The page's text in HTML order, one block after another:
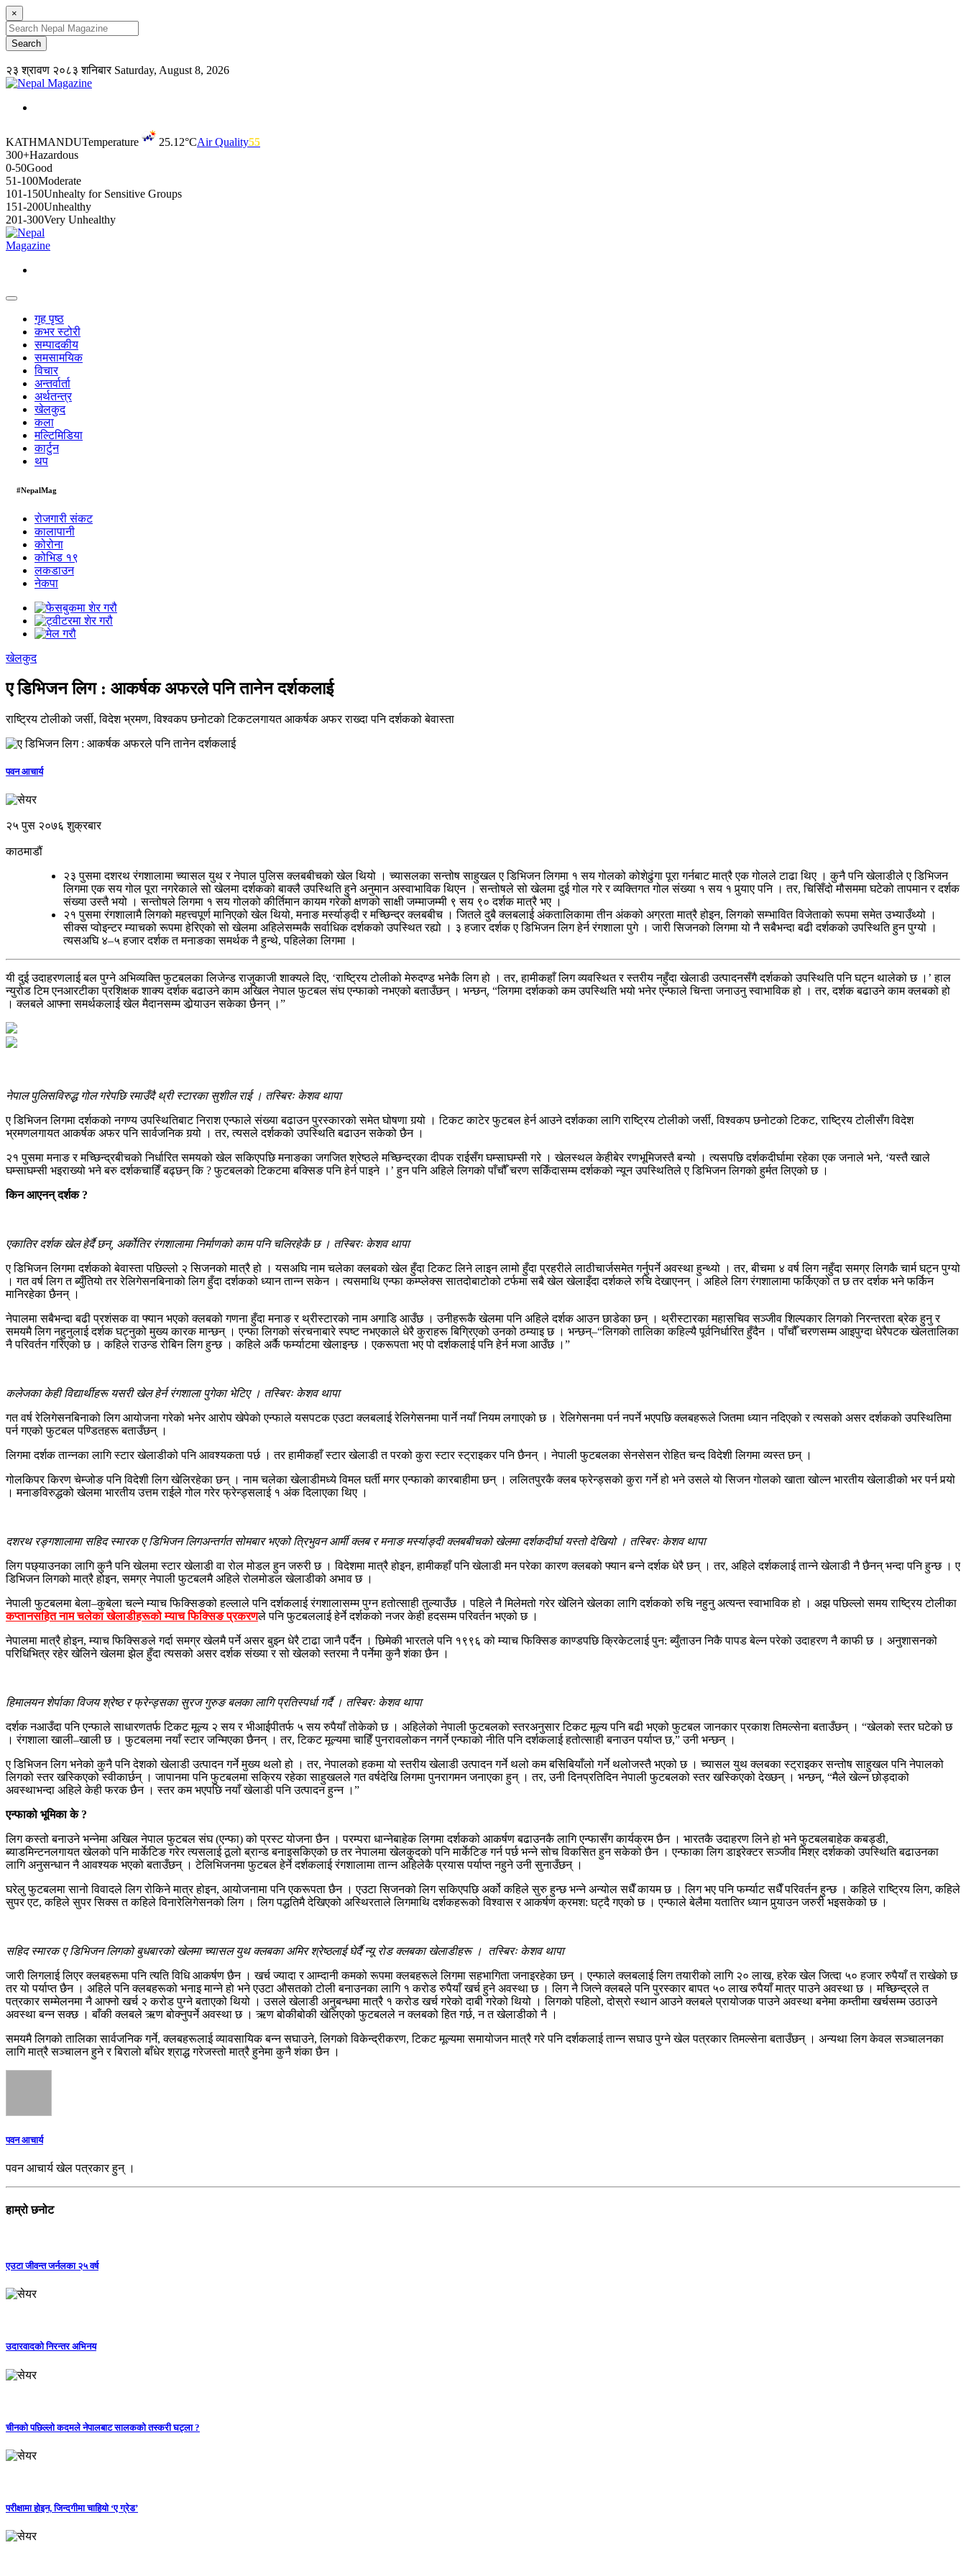
×
२३ श्रावण २०८३ शनिबारSaturday, August 8, 2026
KATHMANDUTemperature 25.12°CAir Quality55
300+Hazardous
0-50Good
51-100Moderate
101-150Unhealty for Sensitive Groups
151-200Unhealthy
201-300Very Unhealthy
गृह पृष्ठ
कभर स्टोरी
सम्पादकीय
समसामयिक
विचार
अन्तर्वार्ता
अर्थतन्त्र
खेलकुद
कला
मल्टिमिडिया
कार्टुन
थप
#NepalMag
रोजगारी संकट
कालापानी
कोरोना
कोभिड १९
लकडाउन
नेकपा
खेलकुद
ए डिभिजन लिग : आकर्षक अफरले पनि तानेन दर्शकलाई
राष्ट्रिय टोलीको जर्सी, विदेश भ्रमण, विश्वकप छनोटको टिकटलगायत आकर्षक अफर राख्दा पनि दर्शकको बेवास्ता
पवन आचार्य
२५ पुस २०७६ शुक्रबार
काठमाडौं
२३ पुसमा दशरथ रंगशालामा च्यासल युथ र नेपाल पुलिस क्लबबीचको खेल थियो । च्यासलका सन्तोष साहुखल ए डिभिजन लिगमा १ सय गोलको कोशेढुंगा पूरा गर्नबाट मात्रै एक गोलले टाढा थिए । कुनै पनि खेलाडीले ए डिभिजन
लिगमा एक सय गोल पूरा नगरेकाले सो खेलमा दर्शकको बाक्लै उपस्थिति हुने अनुमान अस्वाभाविक थिएन । सन्तोषले सो खेलमा दुई गोल गरे र व्यक्तिगत गोल संख्या १ सय १ पुर्‍याए पनि । तर, चिसिँदो मौसममा घटेको तापमान र दर्शक
संख्या उस्तै भयो । सन्तोषले लिगमा १ सय गोलको कीर्तिमान कायम गरेको क्षणको साक्षी जम्माजम्मी ९ सय ९० दर्शक मात्रै भए ।
२१ पुसमा रंगशालामै लिगको महत्त्वपूर्ण मानिएको खेल थियो, मनाङ मर्स्याङ्दी र मच्छिन्द्र क्लबबीच । जितले दुबै क्लबलाई अंकतालिकामा तीन अंकको अग्रता मात्रै होइन, लिगको सम्भावित विजेताको रूपमा समेत उभ्याउँथ्यो ।
सीक्स प्वोइन्टर म्याचको रूपमा हेरिएको सो खेलमा अहिलेसम्मकै सर्वाधिक दर्शकको उपस्थित रह्यो । ३ हजार दर्शक ए डिभिजन लिग हेर्न रंगशाला पुगे । जारी सिजनको लिगमा यो नै सबैभन्दा बढी दर्शकको उपस्थिति हुन पुग्यो ।
त्यसअघि ४–५ हजार दर्शक त मनाङका समर्थक नै हुन्थे, पहिलेका लिगमा ।
यी दुई उदाहरणलाई बल पुग्‍ने अभिव्यक्ति फुटबलका लिजेन्ड राजुकाजी शाक्यले दिए, ‘राष्ट्रिय टोलीको मेरुदण्ड भनेकै लिग हो । तर, हामीकहाँ लिग व्यवस्थित र स्तरीय नहुँदा खेलाडी उत्पादनसँगै दर्शकको उपस्थिति पनि घट्न थालेको छ ।’ हाल
न्युरोड टिम एनआरटीका प्रशिक्षक शाक्य दर्शक बढाउने काम अखिल नेपाल फुटबल संघ एन्फाको नभएको बताउँछन् । भन्छन्, “लिगमा दर्शकको कम उपस्थिति भयो भनेर एन्फाले चिन्ता जनाउनु स्वाभाविक हो । तर, दर्शक बढाउने काम क्लबको हो
। क्लबले आफ्ना समर्थकलाई खेल मैदानसम्म डोर्‍याउन सकेका छैनन् ।”
नेपाल पुलिसविरुद्ध गोल गरेपछि रमाउँदै थ्री स्टारका सुशील राई । तस्बिरः केशव थापा
ए डिभिजन लिगमा दर्शकको नगण्य उपस्थितिबाट निराश एन्फाले संख्या बढाउन पुरस्कारको समेत घोषणा गर्‍यो । टिकट काटेर फुटबल हेर्न आउने दर्शकका लागि राष्ट्रिय टोलीको जर्सी, विश्वकप छनोटको टिकट, राष्ट्रिय टोलीसँग विदेश
भ्रमणलगायत आकर्षक अफर पनि सार्वजनिक गर्‍यो । तर, त्यसले दर्शकको उपस्थिति बढाउन सकेको छैन ।
२१ पुसमा मनाङ र मच्छिन्द्रबीचको निर्धारित समयको खेल सकिएपछि मनाङका जगजित श्रेष्ठले मच्छिन्द्रका दीपक राईसँग घम्साघम्सी गरे । खेलस्थल केहीबेर रणभूमिजस्तै बन्यो । त्यसपछि दर्शकदीर्घामा रहेका एक जनाले भने, ‘यस्तै खाले
घम्साघम्सी भइराख्यो भने बरु दर्शकचाहिँ बढ्छन् कि ? फुटबलको टिकटमा बक्सिङ पनि हेर्न पाइने ।’ हुन पनि अहिले लिगको पाँचौँ चरण सकिँदासम्म दर्शकको न्यून उपस्थितिले ए डिभिजन लिगको हुर्मत लिएको छ ।
किन आएनन् दर्शक ?
एकातिर दर्शक खेल हेर्दै छन्, अर्कोतिर रंगशालामा निर्माणको काम पनि चलिरहेकै छ । तस्बिरः केशव थापा
ए डिभिजन लिगमा दर्शकको बेवास्ता पछिल्लो २ सिजनको मात्रै हो । यसअघि नाम चलेका क्लबको खेल हुँदा टिकट लिने लाइन लामो हुँदा प्रहरीले लाठीचार्जसमेत गर्नुपर्ने अवस्था हुन्थ्यो । तर, बीचमा ४ वर्ष लिग नहुँदा समग्र लिगकै चार्म घट्न पुग्यो
। गत वर्ष लिग त ब्युँतियो तर रेलिगेसनबिनाको लिग हुँदा दर्शकको ध्यान तान्‍न सकेन । त्यसमाथि एन्फा कम्प्लेक्स सातदोबाटोको टर्फमा सबै खेल खेलाइँदा दर्शकले रुचि देखाएनन् । अहिले लिग रंगशालामा फर्किएको त छ तर दर्शक भने फर्किन
मानिरहेका छैनन् ।
नेपालमा सबैभन्दा बढी प्रशंसक वा फ्यान भएको क्लबको गणना हुँदा मनाङ र थ्रीस्टारको नाम अगाडि आउँछ । उनीहरूकै खेलमा पनि अहिले दर्शक आउन छाडेका छन् । थ्रीस्टारका महासचिव सञ्जीव शिल्पकार लिगको निरन्तरता ब्रेक हुनु र
समयमै लिग नहुनुलाई दर्शक घट्नुको मुख्य कारक मान्छन् । एन्फा लिगको संरचनाबारे स्पष्ट नभएकाले धेरै कुराहरू बिग्रिएको उनको ठम्याइ छ । भन्छन्–“लिगको तालिका कहिल्यै पूर्वनिर्धारित हुँदैन । पाँचौँ चरणसम्म आइपुग्दा धेरैपटक खेलतालिका
नै परिवर्तन गरिएको छ । कहिले राउन्ड रोबिन लिग हुन्छ । कहिले अर्कै फर्म्याटमा खेलाइन्छ । एकरूपता भए पो दर्शकलाई पनि हेर्न मजा आउँछ ।”
कलेजका केही विद्यार्थीहरू यसरी खेल हेर्न रंगशाला पुगेका भेटिए । तस्बिरः केशव थापा
गत वर्ष रेलिगेसनबिनाको लिग आयोजना गरेको भनेर आरोप खेपेको एन्फाले यसपटक एउटा क्लबलाई रेलिगेसनमा पार्ने नयाँ नियम लगाएको छ । रेलिगेसनमा पर्न नपर्ने भएपछि क्लबहरूले जितमा ध्यान नदिएको र त्यसको असर दर्शकको उपस्थितिमा
पर्न गएको फुटबल पण्डितहरू बताउँछन् ।
लिगमा दर्शक तान्‍नका लागि स्टार खेलाडीको पनि आवश्यकता पर्छ । तर हामीकहाँ स्टार खेलाडी त परको कुरा स्टार स्ट्राइकर पनि छैनन् । नेपाली फुटबलका सेनसेसन रोहित चन्द विदेशी लिगमा व्यस्त छन् ।
गोलकिपर किरण चेम्जोङ पनि विदेशी लिग खेलिरहेका छन् । नाम चलेका खेलाडीमध्ये विमल घर्ती मगर एन्फाको कारबाहीमा छन् । ललितपुरकै क्लब फ्रेन्ड्सको कुरा गर्ने हो भने उसले यो सिजन गोलको खाता खोल्न भारतीय खेलाडीको भर पर्न पर्‍यो
। मनाङविरुद्धको खेलमा भारतीय उत्तम राईले गोल गरेर फ्रेन्ड्सलाई १ अंक दिलाएका थिए ।
दशरथ रङ्गशालामा सहिद स्मारक ए डिभिजन लिगअन्तर्गत सोमबार भएको त्रिभुवन आर्मी क्लब र मनाङ मर्स्याङ्दी क्लबबीचको खेलमा दर्शकदीर्घा यस्तो देखियो । तस्बिरः केशव थापा
लिग पछ्याउनका लागि कुनै पनि खेलमा स्टार खेलाडी वा रोल मोडल हुन जरुरी छ । विदेशमा मात्रै होइन, हामीकहाँ पनि खेलाडी मन परेका कारण क्लबको फ्यान बन्ने दर्शक धेरै छन् । तर, अहिले दर्शकलाई तान्‍ने खेलाडी नै छैनन् भन्दा पनि हुन्छ । ए
डिभिजन लिगको मात्रै होइन, समग्र नेपाली फुटबलमै अहिले रोलमोडल खेलाडीको अभाव छ ।
नेपाली फुटबलमा बेला–कुबेला चल्ने म्याच फिक्सिङको हल्लाले पनि दर्शकलाई रंगशालासम्म पुग्न हतोत्साही तुल्याउँछ । पहिले नै मिलेमतो गरेर खेलिने खेलका लागि दर्शकको रुचि नहुनु अत्यन्त स्वाभाविक हो । अझ पछिल्लो समय राष्ट्रिय टोलीका
कप्तानसहित नाम चलेका खेलाडीहरूको म्याच फिक्सिङ प्रकरणले पनि फुटबललाई हेर्ने दर्शकको नजर केही हदसम्म परिवर्तन भएको छ ।
नेपालमा मात्रै होइन, म्याच फिक्सिङले गर्दा समग्र खेलमै पर्ने असर बुझ्न धेरै टाढा जानै पर्दैन । छिमेकी भारतले पनि १९९६ को म्याच फिक्सिङ काण्डपछि क्रिकेटलाई पुन: ब्युँताउन निकै पापड बेल्न परेको उदाहरण नै काफी छ । अनुशासनको
परिधिभित्र रहेर खेलिने खेलमा झेल हुँदा त्यसको असर दर्शक संख्या र सो खेलको स्तरमा नै पर्नेमा कुनै शंका छैन ।
हिमालयन शेर्पाका विजय श्रेष्ठ र फ्रेन्ड्सका सुरज गुरुङ बलका लागि प्रतिस्पर्धा गर्दै । तस्बिरः केशव थापा
दर्शक नआउँदा पनि एन्फाले साधारणतर्फ टिकट मूल्य २ सय र भीआईपीतर्फ ५ सय रुपैयाँ तोकेको छ । अहिलेको नेपाली फुटबलको स्तरअनुसार टिकट मूल्य पनि बढी भएको फुटबल जानकार प्रकाश तिमल्सेना बताउँछन् । “खेलको स्तर घटेको छ
। रंगशाला खाली–खाली छ । फुटबलमा नयाँ स्टार जन्मिएका छैनन् । तर, टिकट मूल्यमा चाहिँ पुनरावलोकन नगर्ने एन्फाको नीति पनि दर्शकलाई हतोत्साही बनाउन पर्याप्त छ,” उनी भन्छन् ।
ए डिभिजन लिग भनेको कुनै पनि देशको खेलाडी उत्पादन गर्ने मुख्य थलो हो । तर, नेपालको हकमा यो स्तरीय खेलाडी उत्पादन गर्ने थलो कम बसिबियाँलो गर्ने थलोजस्तै भएको छ । च्यासल युथ क्लबका स्ट्राइकर सन्तोष साहुखल पनि नेपालको
लिगको स्तर खस्किएको स्वीकार्छन् । जापानमा पनि फुटबलमा सक्रिय रहेका साहुखलले गत वर्षदेखि लिगमा पुनरागमन जनाएका हुन् । तर, उनी दिनप्रतिदिन नेपाली फुटबलको स्तर खस्किएको देख्छन् । भन्छन्, “मैले खेल्न छोड्दाको
अवस्थाभन्दा अहिले केही फरक छैन । स्तर कम भएपछि नयाँ खेलाडी पनि उत्पादन हुन्न ।”
एन्फाको भूमिका के ?
लिग कस्तो बनाउने भन्नेमा अखिल नेपाल फुटबल संघ (एन्फा) को प्रस्ट योजना छैन । परम्परा धान्नेबाहेक लिगमा दर्शकको आकर्षण बढाउनकै लागि एन्फासँग कार्यक्रम छैन । भारतकै उदाहरण लिने हो भने फुटबलबाहेक कबड्डी,
ब्याडमिन्टनलगायत खेलको पनि मार्केटिङ गरेर त्यसलाई ठूलो ब्रान्ड बनाइसकिएको छ तर नेपालमा खेलकुदको पनि मार्केटिङ गर्न पर्छ भन्ने सोच विकसित हुन सकेको छैन । एन्फाका लिग डाइरेक्टर सञ्जीव मिश्र दर्शकको उपस्थिति बढाउनका
लागि अनुसन्धान नै आवश्यक भएको बताउँछन् । टेलिभिजनमा फुटबल हेर्ने दर्शकलाई रंगशालामा तान्‍न अहिलेकै प्रयास पर्याप्त नहुने उनी सुनाउँछन् ।
घरेलु फुटबलमा सानो विवादले लिग रोकिने मात्र होइन, आयोजनामा पनि एकरूपता छैन । एउटा सिजनको लिग सकिएपछि अर्को कहिले सुरु हुन्छ भन्ने अन्योल सधैँ कायम छ । लिग भए पनि फर्म्याट सधैँ परिवर्तन हुन्छ । कहिले राष्ट्रिय लिग, कहिले
सुपर एट, कहिले सुपर सिक्स त कहिले विनारेलिगेसनको लिग । लिग पद्धतिमै देखिएको अस्थिरताले लिगमाथि दर्शकहरूको विश्वास र आकर्षण क्रमश: घट्दै गएको छ । एन्फाले बेलैमा यतातिर ध्यान पुर्‍याउन जरुरी भइसकेको छ ।
सहिद स्मारक ए डिभिजन लिगको बुधबारको खेलमा च्यासल युथ क्लबका अमिर श्रेष्ठलाई घेर्दै न्यू रोड क्लबका खेलाडीहरू । तस्बिरः केशव थापा
जारी लिगलाई लिएर क्लबहरूमा पनि त्यति विधि आकर्षण छैन । खर्च ज्यादा र आम्दानी कमको रूपमा क्लबहरूले लिगमा सहभागिता जनाइरहेका छन् । एन्फाले क्लबलाई लिग तयारीको लागि २० लाख, हरेक खेल जित्दा ५० हजार रुपैयाँ त राखेको छ
तर यो पर्याप्त छैन । अहिले पनि क्लबहरूको भनाइ मान्ने हो भने एउटा औसतको टोली बनाउनका लागि १ करोड रुपैयाँ खर्च हुने अवस्था छ । लिग नै जित्ने क्लबले पनि पुरस्कार बापत ५० लाख रुपैयाँ मात्र पाउने अवस्था छ । मच्छिन्द्रले त
पत्रकार सम्मेलनमा नै आफ्नो खर्च २ करोड पुग्‍ने बताएको थियो । उसले खेलाडी अनुबन्धमा मात्रै १ करोड खर्च गरेको दाबी गरेको थियो । लिगको पहिलो, दोस्रो स्थान आउने क्लबले प्रायोजक पाउने अवस्था बनेमा कम्तीमा खर्चसम्म उठाउने
अवस्था बन्न सक्छ । बाँकी क्लबले ऋण बोक्नुपर्ने अवस्था छ । ऋण बोकीबोकी खेलिएको फुटबलले न क्लबको हित गर्छ, न त खेलाडीको नै ।
समयमै लिगको तालिका सार्वजनिक गर्ने, क्लबहरूलाई व्यावसायिक बन्न सघाउने, लिगको विकेन्द्रीकरण, टिकट मूल्यमा समायोजन मात्रै गरे पनि दर्शकलाई तान्‍न सघाउ पुग्‍ने खेल पत्रकार तिमल्सेना बताउँछन् । अन्यथा लिग केवल सञ्चालनका
लागि मात्रै सञ्चालन हुने र बिरालो बाँधेर श्राद्ध गरेजस्तो मात्रै हुनेमा कुनै शंका छैन ।
पवन आचार्य
पवन आचार्य खेल पत्रकार हुन् ।
हाम्रो छनोट
एउटा जीवन्त जर्नलका २५ वर्ष
उदारवादको निरन्तर अभिनय
चीनको पछिल्लो कदमले नेपालबाट सालकको तस्करी घट्ला ?
परीक्षामा होइन, जिन्दगीमा चाहियो ‘ए ग्रेड’